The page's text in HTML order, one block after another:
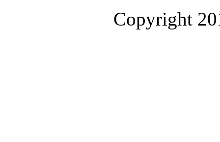
Copyright